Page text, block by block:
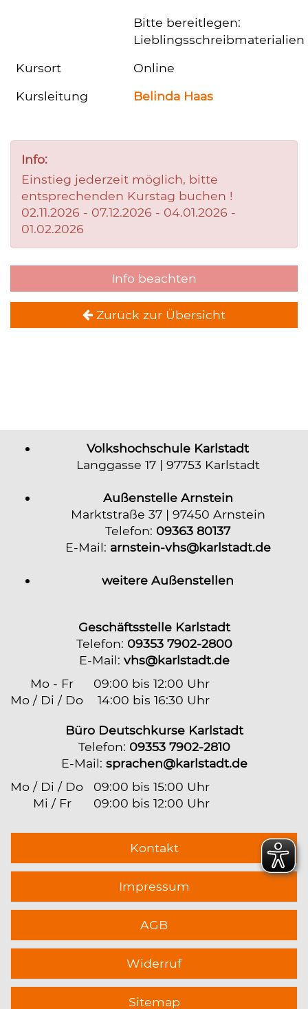
Bitte bereitlegen:
Lieblingsschreibmaterialien
Kursort
Online
Kursleitung
Belinda Haas
Info:
Einstieg jederzeit möglich, bitte
entsprechenden Kurstag buchen !
02.11.2026 - 07.12.2026 - 04.01.2026 -
01.02.2026
Info beachten
Zurück zur Übersicht
Volkshochschule Karlstadt
Langgasse 17 | 97753 Karlstadt
Außenstelle Arnstein
Marktstraße 37 | 97450 Arnstein
Telefon: 09363 80137
E-Mail: arnstein-vhs@karlstadt.de
weitere Außenstellen
Geschäftsstelle Karlstadt
Telefon: 09353 7902-2800
E-Mail: vhs@karlstadt.de
Mo - Fr
09:00 bis 12:00 Uhr
Mo / Di / Do
14:00 bis 16:30 Uhr
Büro Deutschkurse Karlstadt
Telefon: 09353 7902-2810
E-Mail: sprachen@karlstadt.de
Mo / Di / Do 09:00 bis 15:00 Uhr
Mi / Fr
09:00 bis 12:00 Uhr
Kontakt
Impressum
AGB
Widerruf
Sitemap